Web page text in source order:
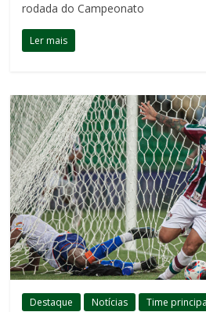
rodada do Campeonato
Ler mais
Destaque Notícias Time